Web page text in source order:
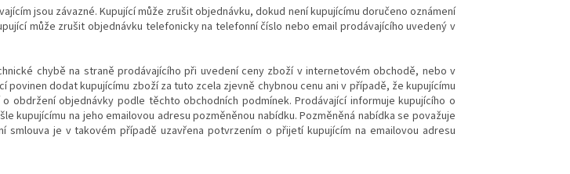
jsou závazné. Kupující může zrušit objednávku, dokud není kupujícímu doručeno oznámení
může zrušit objednávku telefonicky na telefonní číslo nebo email prodávajícího uvedený v
chybě na straně prodávajícího při uvedení ceny zboží v internetovém obchodě, nebo v
povinen dodat kupujícímu zboží za tuto zcela zjevně chybnou cenu ani v případě, že kupujícímu
obdržení objednávky podle těchto obchodních podmínek. Prodávající informuje kupujícího o
kupujícímu na jeho emailovou adresu pozměněnou nabídku. Pozměněná nabídka se považuje
smlouva je v takovém případě uzavřena potvrzením o přijetí kupujícím na emailovou adresu